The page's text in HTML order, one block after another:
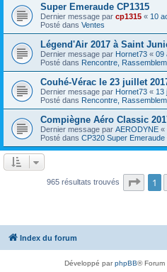
Super Emeraude CP1315
Dernier message par cp1315 « 10
Posté dans Ventes
Légend'Air 2017 à Saint
Dernier message par Hornet73 « 09
Posté dans Rencontre,
Couhé-Vérac le 23 juillet
Dernier message par Hornet73 « 13
Posté dans Rencontre,
Compiègne Aéro Classic
Dernier message par AERODYNE «
Posté dans CP320 Super Emeraude
965 résultats trouvés Page
1
Index du forum
Développé parphpBB® Forum